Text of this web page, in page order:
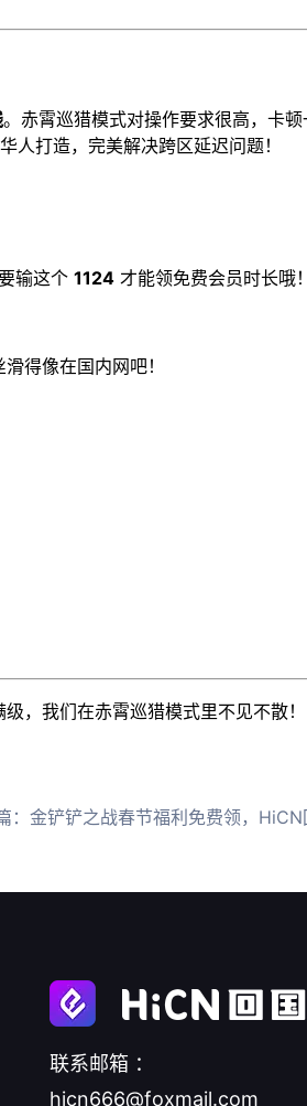
。赤霄巡猎模式对操作要求很高，卡
人打造，完美解决跨区延迟问题！
输这个 1124 才能领免费会员时长哦！
得像在国内网吧！
级，我们在赤霄巡猎模式里不见不散！
： 金铲铲之战春节福利免费领，HiCN回国加速器助海
联系邮箱 ：
hicn666@foxmail.com